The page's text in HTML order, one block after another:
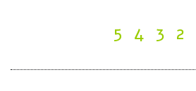
2
3
4
5